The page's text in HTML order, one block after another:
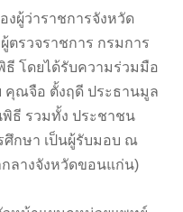
ผู้ว่าราชการจังหวัด
รวจราชการ กรมการ
โดยได้รับความร่วมมือ
คุณจือ ตั้งฤดี ประธานมูล
พิธี รวมทั้ง ประชาชน
ศึกษา เป็นผู้รับมอบ ณ
ลางจังหวัดขอนแก่น)